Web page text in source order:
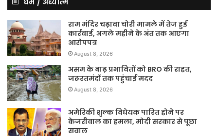
राम मंदिर चढ़ावा चोरी मामले में तेज हुई
कार्रवाई, अगले महीने के अंत तक आएगा
आरोपपत्र
August 8, 2026
असम के बाढ़ प्रभावितों को BRO की राहत,
जरूरतमंदों तक पहुंचाई मदद
August 8, 2026
अमेरिकी शुल्क विधेयक पारित होने पर
केजरीवाल का हमला, मोदी सरकार से पूछा
सवाल